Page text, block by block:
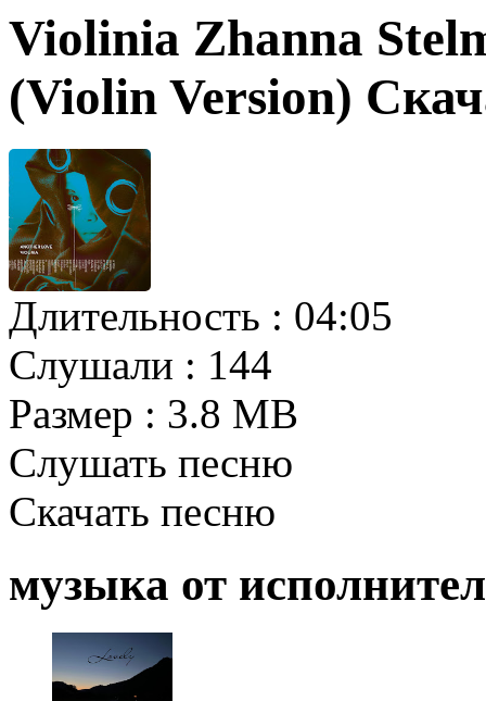
Violinia Zhanna
(Violin Version)
Длительность : 04:05
Слушали : 144
Размер : 3.8 MB
Слушать песню
Скачать песню
музыка от